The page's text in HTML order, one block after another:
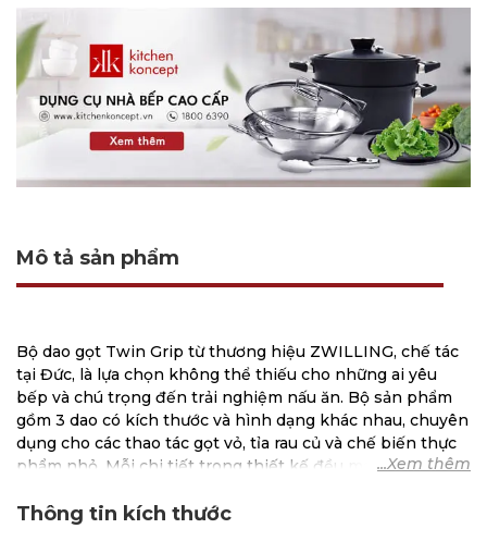
Mô tả sản phẩm
Bộ dao gọt Twin Grip từ thương hiệu ZWILLING, chế tác
tại Đức, là lựa chọn không thể thiếu cho những ai yêu
bếp và chú trọng đến trải nghiệm nấu ăn. Bộ sản phẩm
gồm 3 dao có kích thước và hình dạng khác nhau, chuyên
dụng cho các thao tác gọt vỏ, tỉa rau củ và chế biến thực
phẩm nhỏ. Mỗi chi tiết trong thiết kế đều mang lại sự
Thông tin kích thước